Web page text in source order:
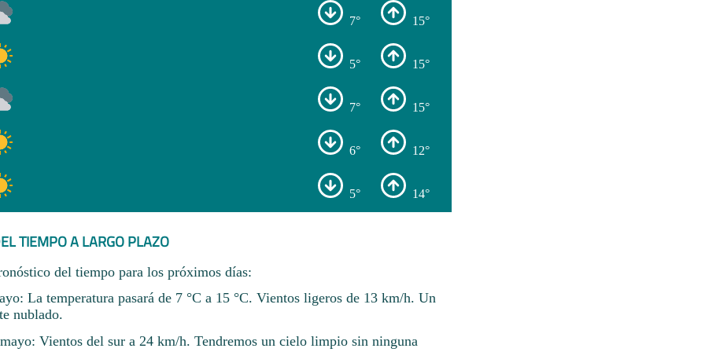
7° 15°
5° 15°
7° 15°
6° 12°
5° 14°
TIEMPO A LARGO PLAZO
del tiempo para los próximos días:
La temperatura pasará de 7 °C a 15 °C. Vientos ligeros de 13 km/h. Un
nublado.
Vientos del sur a 24 km/h. Tendremos un cielo limpio sin ninguna